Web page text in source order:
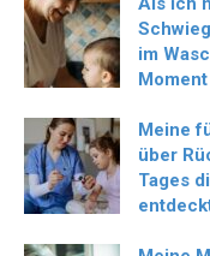
im
Meine
über
Tages